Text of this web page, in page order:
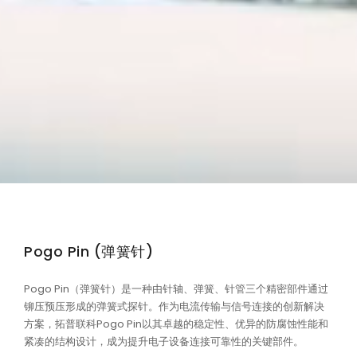
Pogo Pin (弹簧针)
Pogo Pin（弹簧针）是一种由针轴、弹簧、针管三个精密部件通过
铆压预压形成的弹簧式探针。作为电流传输与信号连接的创新解决
方案，拓普联科Pogo Pin以其卓越的稳定性、优异的防腐蚀性能和
紧凑的结构设计，成为提升电子设备连接可靠性的关键部件。